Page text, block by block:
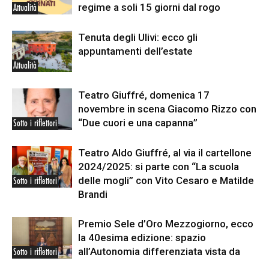
Attualità
regime a soli 15 giorni dal rogo
Attualità
Tenuta degli Ulivi: ecco gli
appuntamenti dell’estate
Sotto i riflettori
Teatro Giuffré, domenica 17
novembre in scena Giacomo Rizzo con
“Due cuori e una capanna”
Sotto i riflettori
Teatro Aldo Giuffré, al via il cartellone
2024/2025: si parte con “La scuola
delle mogli” con Vito Cesaro e Matilde
Brandi
Sotto i riflettori
Premio Sele d’Oro Mezzogiorno, ecco
la 40esima edizione: spazio
all’Autonomia differenziata vista da